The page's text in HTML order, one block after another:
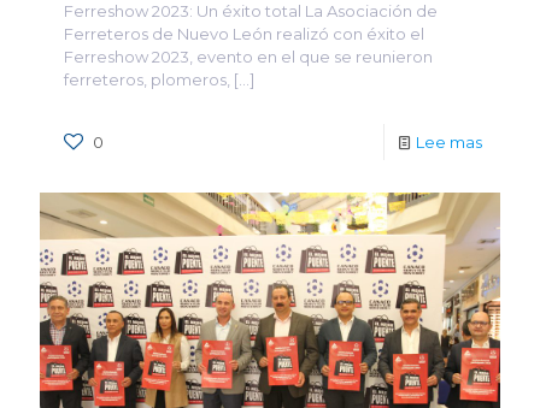
Ferreshow 2023: Un éxito total La Asociación de
Ferreteros de Nuevo León realizó con éxito el
Ferreshow 2023, evento en el que se reunieron
ferreteros, plomeros, […]
0 Lee mas